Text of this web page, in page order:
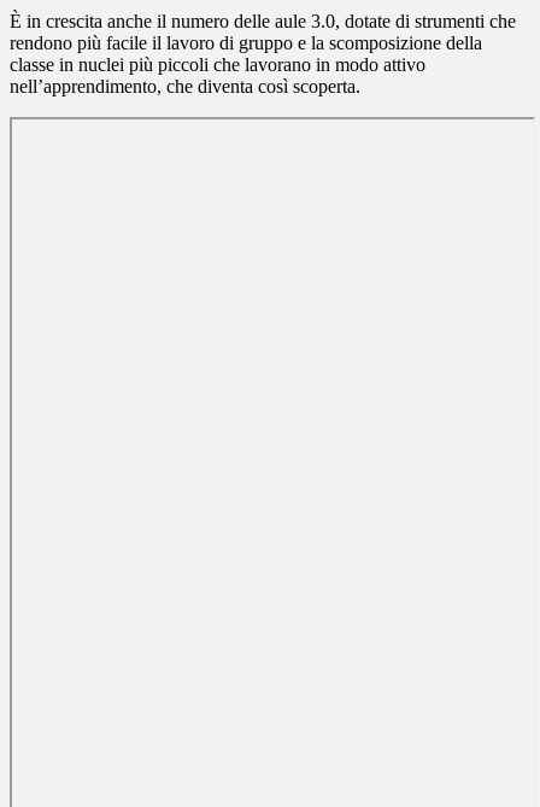
È in crescita anche il numero delle aule 3.0, dotate di strumenti che
rendono più facile il lavoro di gruppo e la scomposizione della
classe in nuclei più piccoli che lavorano in modo attivo
nell’apprendimento, che diventa così scoperta.